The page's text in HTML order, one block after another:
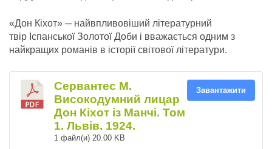
«Дон Кіхот» ─ найвпливовіший літературний
твір Іспанської Золотої Доби і вважається одним з
найкращих романів в історії світової літератури.
Сервантес М.
Високодумний лицар
Дон Кіхот із Манчі. Том
1. Львів. 1924.
1 файл(и) 20.00 KB
Завантажити